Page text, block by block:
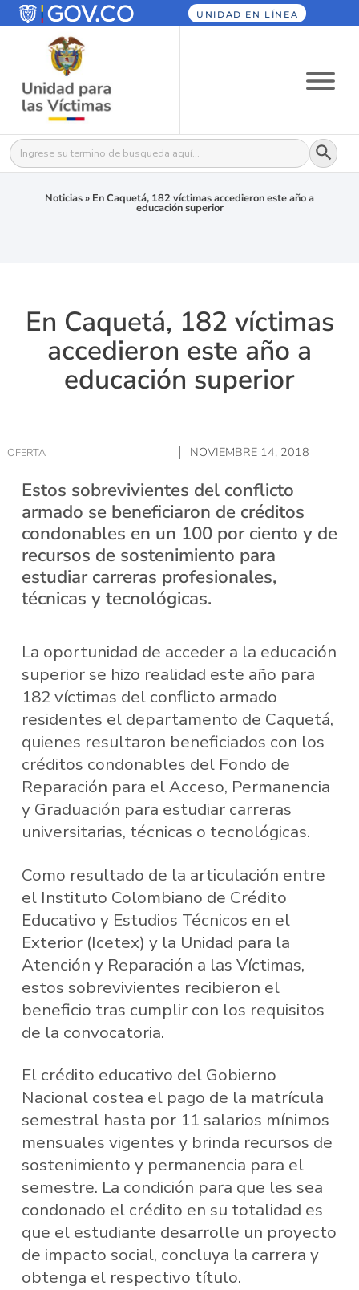
UNIDAD EN LÍNEA
Buscar: Botón
Noticias» En Caquetá, 182 víctimas accedieron este año a
educación superior
En Caquetá, 182 víctimas
accedieron este año a
educación superior
OFERTA NOVIEMBRE 14, 2018
Estos sobrevivientes del conflicto
armado se beneficiaron de créditos
condonables en un 100 por ciento y de
recursos de sostenimiento para
estudiar carreras profesionales,
técnicas y tecnológicas.
La oportunidad de acceder a la educación
superior se hizo realidad este año para
182 víctimas del conflicto armado
residentes el departamento de Caquetá,
quienes resultaron beneficiados con los
créditos condonables del Fondo de
Reparación para el Acceso, Permanencia
y Graduación para estudiar carreras
universitarias, técnicas o tecnológicas.
Como resultado de la articulación entre
el Instituto Colombiano de Crédito
Educativo y Estudios Técnicos en el
Exterior (Icetex) y la Unidad para la
Atención y Reparación a las Víctimas,
estos sobrevivientes recibieron el
beneficio tras cumplir con los requisitos
de la convocatoria.
El crédito educativo del Gobierno
Nacional costea el pago de la matrícula
semestral hasta por 11 salarios mínimos
mensuales vigentes y brinda recursos de
sostenimiento y permanencia para el
semestre. La condición para que les sea
condonado el crédito en su totalidad es
que el estudiante desarrolle un proyecto
de impacto social, concluya la carrera y
obtenga el respectivo título.